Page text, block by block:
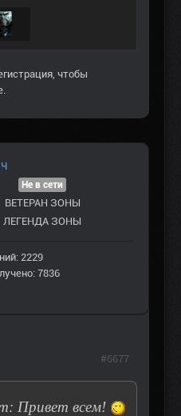
, чтобы
Не в сети
ВЕТЕРАН ЗOНЫ
ЛЕГЕНДА ЗОНЫ
2229
7836
Привет всем!
#6677